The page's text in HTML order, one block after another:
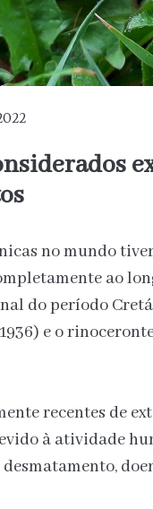
no mundo
ao
do período
e o
recentes de
à atividade